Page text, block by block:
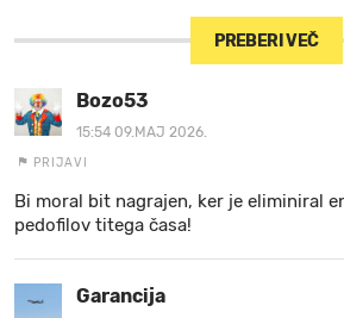
PREBERI VEČ
Bozo53
15:54 09.MAJ 2026.
PRIJAVI
Bi moral bit nagrajen, ker je eliminiral
pedofilov titega časa!
Garancija